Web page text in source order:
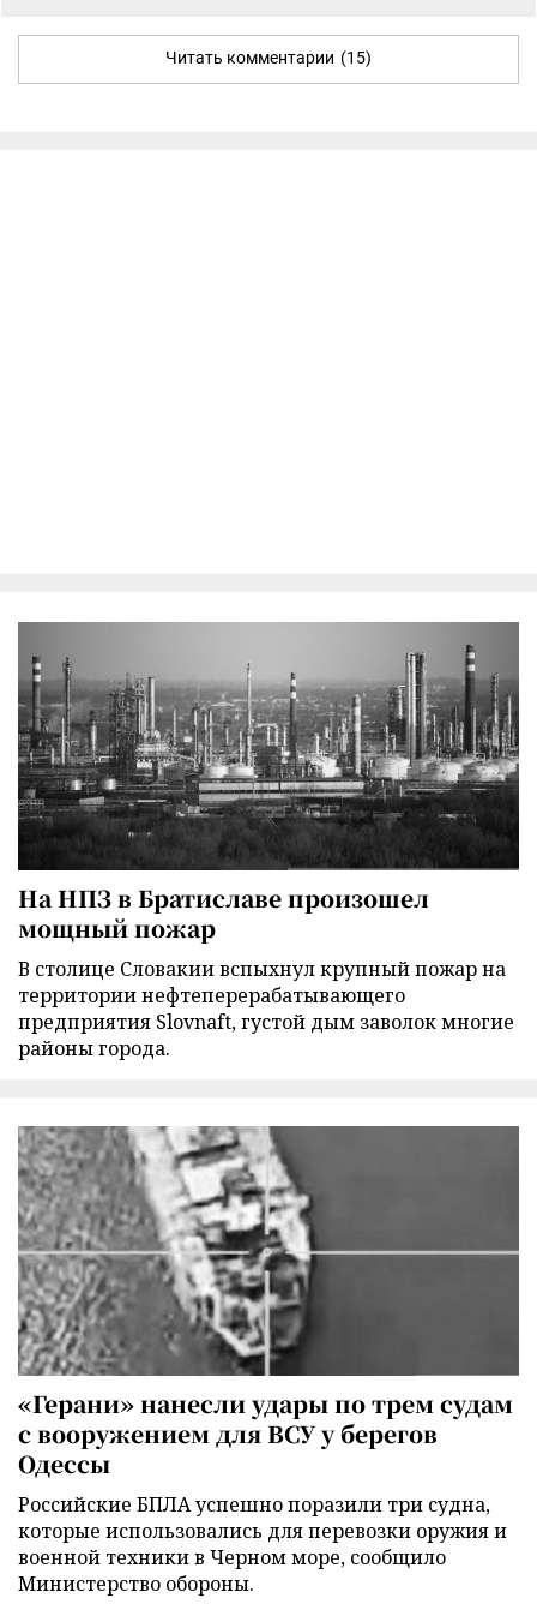
Читать комментарии (15)
На НПЗ в Братиславе произошел
мощный пожар
В столице Словакии вспыхнул крупный пожар на
территории нефтеперерабатывающего
предприятия Slovnaft, густой дым заволок многие
районы города.
«Герани» нанесли удары по трем судам
с вооружением для ВСУ у берегов
Одессы
Российские БПЛА успешно поразили три судна,
которые использовались для перевозки оружия и
военной техники в Черном море, сообщило
Министерство обороны.